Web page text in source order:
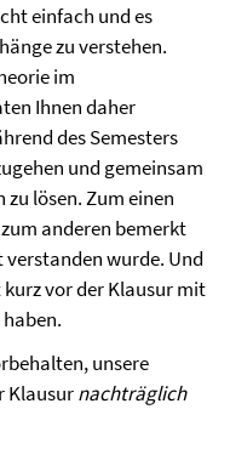
einfach und es
zu verstehen.
im
Ihnen daher
des Semesters
und gemeinsam
lösen. Zum einen
anderen bemerkt
verstanden wurde. Und
kurz vor der Klausur mit
unsere
Klausurnachträglich